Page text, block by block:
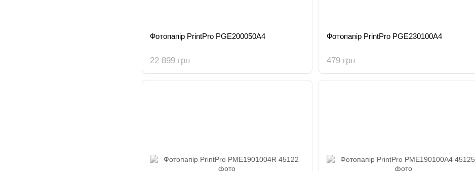
Фотопапір PrintPro PGE200050A4
22 899 грн
Фотопапір PrintPro PGE230100A4
479 грн